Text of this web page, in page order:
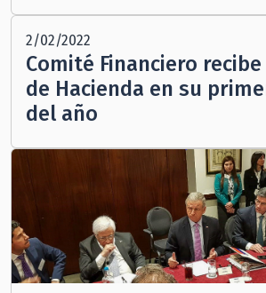
2/02/2022
Comité Financiero
de Hacienda en su
del año